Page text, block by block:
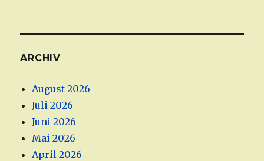
ARCHIV
August 2026
Juli 2026
Juni 2026
Mai 2026
April 2026